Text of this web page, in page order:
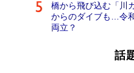
橋から飛び込む「川
からのダイブも…令
両立？
話